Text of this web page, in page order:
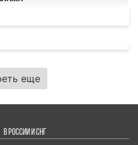
еще
В РОССИИ И СНГ